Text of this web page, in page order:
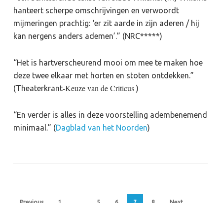
hanteert scherpe omschrijvingen en verwoordt
mijmeringen prachtig: ‘er zit aarde in zijn aderen / hij
kan nergens anders ademen’.” (NRC*****)
“Het is hartverscheurend mooi om mee te maken hoe
deze twee elkaar met horten en stoten ontdekken.”
(Theaterkrant-Keuze van de Criticus)
“En verder is alles in deze voorstelling adembenemend
minimaal.” (Dagblad van het Noorden)